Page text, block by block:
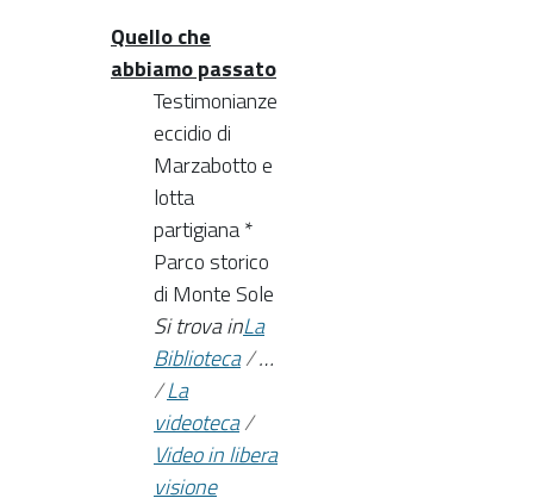
Quello che
abbiamo passato
Testimonianze
eccidio di
Marzabotto e
lotta
partigiana *
Parco storico
di Monte Sole
Si trova inLa
Biblioteca/…
/La
videoteca/
Video in libera
visione